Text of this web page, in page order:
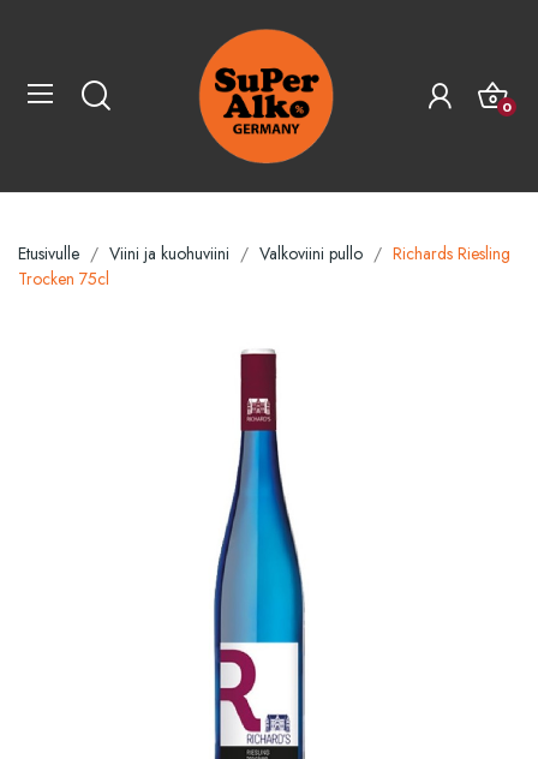
0
Etusivulle Viini ja kuohuviini Valkoviini pullo
Richards Riesling
Trocken 75cl